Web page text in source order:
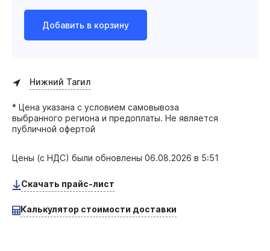
Добавить в корзину
Нижний Тагил
* Цена указана с условием самовывоза
выбранного региона и предоплаты. Не является
публичной офертой
Цены (с НДС) были обновлены 06.08.2026 в 5:51
Скачать прайс-лист
Калькулятор стоимости доставки